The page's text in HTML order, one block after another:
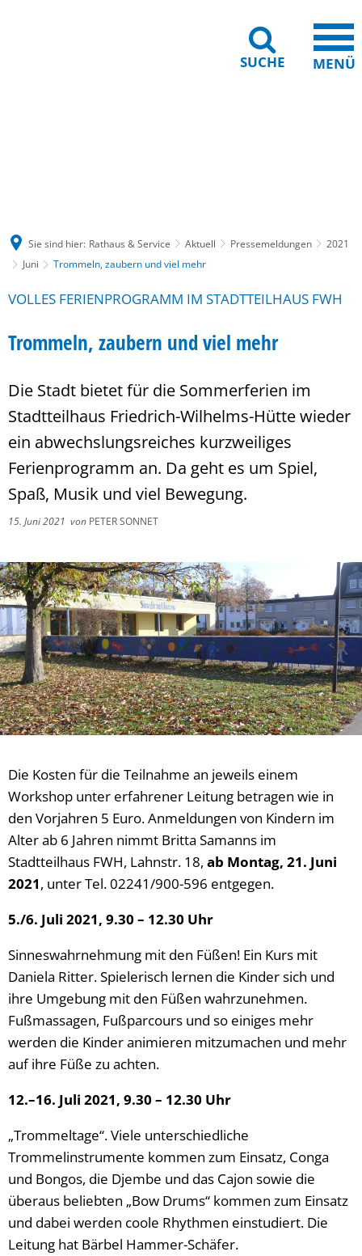
SUCHE MENÜ
Sie sind hier: Rathaus & Service Aktuell Pressemeldungen
2021
Juni
Trommeln, zaubern und viel mehr
VOLLES FERIENPROGRAMM IM STADTTEILHAUS FWH
Trommeln, zaubern und viel mehr
Die Stadt bietet für die Sommerferien im
Stadtteilhaus Friedrich-Wilhelms-Hütte wieder
ein abwechslungsreiches kurzweiliges
Ferienprogramm an. Da geht es um Spiel,
Spaß, Musik und viel Bewegung.
15. Juni 2021 von PETER SONNET
Die Kosten für die Teilnahme an jeweils einem
Workshop unter erfahrener Leitung betragen wie in
den Vorjahren 5 Euro. Anmeldungen von Kindern im
Alter ab 6 Jahren nimmt Britta Samanns im
Stadtteilhaus FWH, Lahnstr. 18, ab Montag, 21. Juni
2021, unter Tel. 02241/900-596 entgegen.
5./6. Juli 2021, 9.30 – 12.30 Uhr
Sinneswahrnehmung mit den Füßen! Ein Kurs mit
Daniela Ritter. Spielerisch lernen die Kinder sich und
ihre Umgebung mit den Füßen wahrzunehmen.
Fußmassagen, Fußparcours und so einiges mehr
werden die Kinder animieren mitzumachen und mehr
auf ihre Füße zu achten.
12.–16. Juli 2021, 9.30 – 12.30 Uhr
„Trommeltage“. Viele unterschiedliche
Trommelinstrumente kommen zum Einsatz, Conga
und Bongos, die Djembe und das Cajon sowie die
überaus beliebten „Bow Drums“ kommen zum Einsatz
und dabei werden coole Rhythmen einstudiert. Die
Leitung hat Bärbel Hammer-Schäfer.